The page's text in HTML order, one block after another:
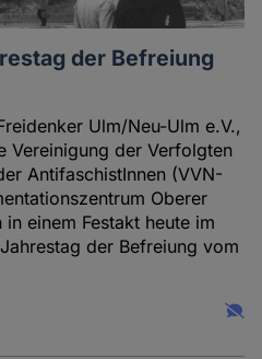
der Befreiung
Ulm/Neu-Ulm e.V.,
Vereinigung der Verfolgten
AntifaschistInnen (VVN-
Oberer
einem Festakt heute im
der Befreiung vom